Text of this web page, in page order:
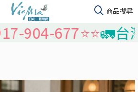
677⭐️⭐️🚛台灣本